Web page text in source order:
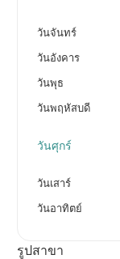
วันจันทร์
วันอังคาร
วันพุธ
วันพฤหัสบดี
วันศุกร์
วันเสาร์
วันอาทิตย์
รูปสาขา